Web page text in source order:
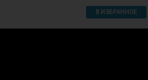
В ИЗБРАННОЕ